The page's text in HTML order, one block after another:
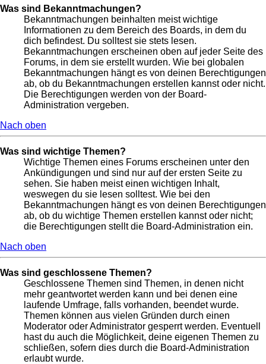
Was sind Bekanntmachungen?
Bekanntmachungen beinhalten meist wichtige
Informationen zu dem Bereich des Boards, in dem du
dich befindest. Du solltest sie stets lesen.
Bekanntmachungen erscheinen oben auf jeder Seite des
Forums, in dem sie erstellt wurden. Wie bei globalen
Bekanntmachungen hängt es von deinen Berechtigungen
ab, ob du Bekanntmachungen erstellen kannst oder nicht.
Die Berechtigungen werden von der Board-
Administration vergeben.
Nach oben
Was sind wichtige Themen?
Wichtige Themen eines Forums erscheinen unter den
Ankündigungen und sind nur auf der ersten Seite zu
sehen. Sie haben meist einen wichtigen Inhalt,
weswegen du sie lesen solltest. Wie bei den
Bekanntmachungen hängt es von deinen Berechtigungen
ab, ob du wichtige Themen erstellen kannst oder nicht;
die Berechtigungen stellt die Board-Administration ein.
Nach oben
Was sind geschlossene Themen?
Geschlossene Themen sind Themen, in denen nicht
mehr geantwortet werden kann und bei denen eine
laufende Umfrage, falls vorhanden, beendet wurde.
Themen können aus vielen Gründen durch einen
Moderator oder Administrator gesperrt werden. Eventuell
hast du auch die Möglichkeit, deine eigenen Themen zu
schließen, sofern dies durch die Board-Administration
erlaubt wurde.